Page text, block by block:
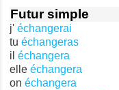
Futur simple
j' échangerai
tu échangeras
il échangera
elle échangera
on échangera